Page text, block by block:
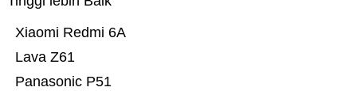
Panasonic P51
Lava Z61
Xiaomi Redmi 6A